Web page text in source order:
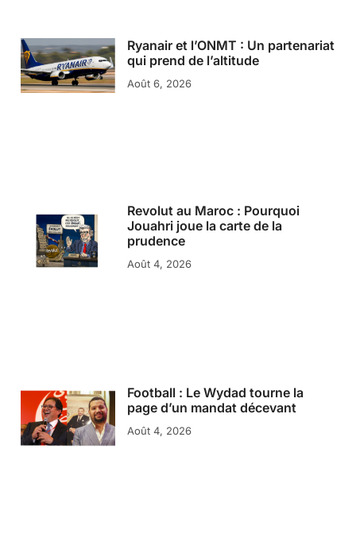
Ryanair et l’ONMT : Un partenariat
qui prend de l’altitude
Août 6, 2026
Revolut au Maroc : Pourquoi
Jouahri joue la carte de la
prudence
Août 4, 2026
Football : Le Wydad tourne la
page d’un mandat décevant
Août 4, 2026